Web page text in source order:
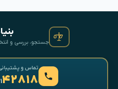
جستجو، بررسی و
تماس و پشتیبانی ·
۴۲۸۱۸